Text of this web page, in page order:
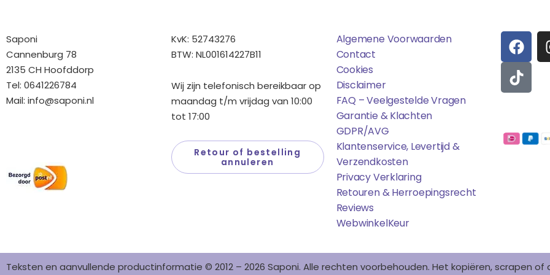
Saponi
Cannenburg 78
2135 CH Hoofddorp
Tel: 0641226784
Mail: info@saponi.nl
KvK: 52743276
BTW: NL001614227B11
Wij zijn telefonisch bereikbaar op
maandag t/m vrijdag van 10:00
tot 17:00
Retour of bestelling
annuleren
Algemene Voorwaarden
Contact
Cookies
Disclaimer
FAQ – Veelgestelde Vragen
Garantie & Klachten
GDPR/AVG
Klantenservice, Levertijd &
Verzendkosten
Privacy Verklaring
Retouren & Herroepingsrecht
Reviews
WebwinkelKEur
F
A
C
E
B
O
K
T
I
K
T
O
Teksten en aanvullende productinformatie © 2012 – 2026 Saponi. Alle rechten voorbehouden. Het kopiëren, scrapen